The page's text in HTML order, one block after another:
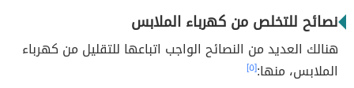
نصائح للتخلص من كهرباء الملابس
هنالك العديد من النصائح الواجب اتباعها للتقليل من كهرباء
الملابس، منها:[٥]